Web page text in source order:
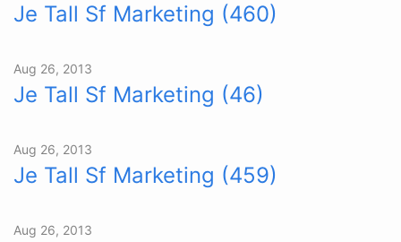
Je Tall Sf Marketing (460)
Aug 26, 2013
Je Tall Sf Marketing (46)
Aug 26, 2013
Je Tall Sf Marketing (459)
Aug 26, 2013